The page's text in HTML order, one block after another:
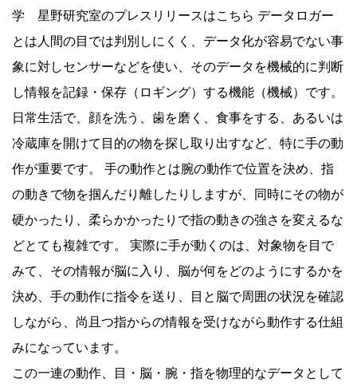
学 星野研究室のプレスリリースはこちら データロガー
とは人間の目では判別しにくく、データ化が容易でない事
象に対しセンサーなどを使い、そのデータを機械的に判断
し情報を記録・保存（ロギング）する機能（機械）です。
日常生活で、顔を洗う、歯を磨く、食事をする、あるいは
冷蔵庫を開けて目的の物を探し取り出すなど、特に手の動
作が重要です。 手の動作とは腕の動作で位置を決め、指
の動きで物を掴んだり離したりしますが、同時にその物が
硬かったり、柔らかかったりで指の動きの強さを変えるな
どとても複雑です。 実際に手が動くのは、対象物を目で
みて、その情報が脳に入り、脳が何をどのようにするかを
決め、手の動作に指令を送り、目と脳で周囲の状況を確認
しながら、尚且つ指からの情報を受けながら動作する仕組
みになっています。
この一連の動作、目・脳・腕・指を物理的なデータとして